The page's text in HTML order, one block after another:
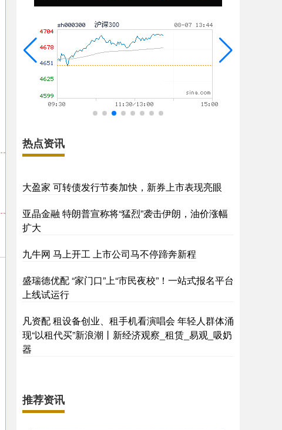
热点资讯
大盈家 可转债发行节奏加快，新券上市表现亮眼
亚晶金融 特朗普宣称将“猛烈”袭击伊朗，油价涨幅
扩大
九牛网 马上开工 上市公司马不停蹄奔新程
盛瑞德优配 “家门口”上“市民夜校”！一站式报名平台
上线试运行
凡资配 租设备创业、租手机看演唱会 年轻人群体涌
现“以租代买”新浪潮丨新经济观察_租赁_易观_吸奶
器
推荐资讯